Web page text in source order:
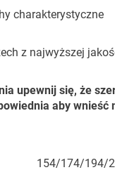
charakterystyczne
z najwyższej
upewnij się, że
aby wnieść
154/174/194/